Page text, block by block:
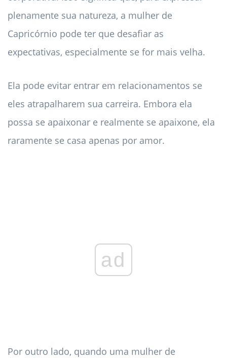
plenamente sua natureza, a mulher de
Capricórnio pode ter que desafiar as
expectativas, especialmente se for mais velha.
Ela pode evitar entrar em relacionamentos se
eles atrapalharem sua carreira. Embora ela
possa se apaixonar e realmente se apaixone, ela
raramente se casa apenas por amor.
ad
Por outro lado, quando uma mulher de